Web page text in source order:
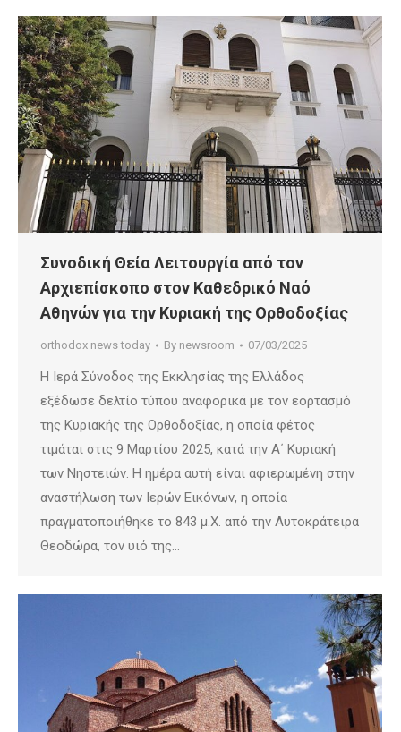
Συνοδική Θεία Λειτουργία από τον
Αρχιεπίσκοπο στον Καθεδρικό Ναό
Αθηνών για την Κυριακή της Ορθοδοξίας
orthodox news today By newsroom 07/03/2025
Η Ιερά Σύνοδος της Εκκλησίας της Ελλάδος
εξέδωσε δελτίο τύπου αναφορικά με τον εορτασμό
της Κυριακής της Ορθοδοξίας, η οποία φέτος
τιμάται στις 9 Μαρτίου 2025, κατά την Α΄ Κυριακή
των Νηστειών. Η ημέρα αυτή είναι αφιερωμένη στην
αναστήλωση των Ιερών Εικόνων, η οποία
πραγματοποιήθηκε το 843 μ.Χ. από την Αυτοκράτειρα
Θεοδώρα, τον υιό της…